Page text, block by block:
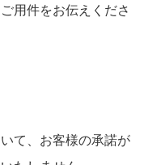
用件をお伝えくださ
て、お客様の承諾が